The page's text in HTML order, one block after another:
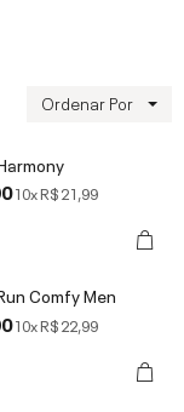
Ordenar Por
10xR$ 21,99
Comfy Men
10xR$ 22,99